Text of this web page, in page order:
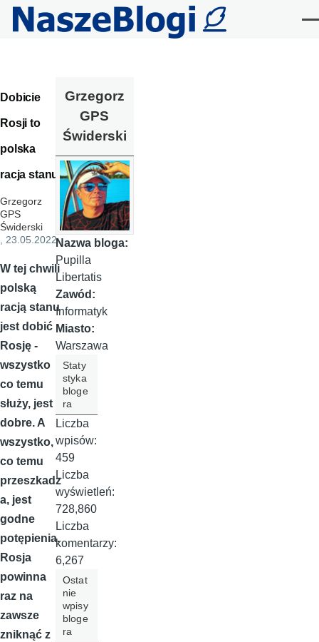
Przejdź do treści
Dobicie
Rosji to
polska
racja stanu!
Grzegorz
GPS
Świderski
, 23.05.2022
W tej chwili
polską
racją stanu
jest dobić
Rosję -
wszystko
co temu
służy, jest
dobre. A
wszystko,
co temu
przeszkadz
a, jest
godne
potępienia.
Rosja
powinna
raz na
zawsze
zniknąć z
Grzegorz
GPS
Świderski
Nazwa bloga:
Pupilla
Libertatis
Zawód:
Informatyk
Miasto:
Warszawa
Staty
styka
bloge
ra
Liczba
wpisów:
459
Liczba
wyświetleń:
728,860
Liczba
komentarzy:
6,267
Ostat
nie
wpisy
bloge
ra